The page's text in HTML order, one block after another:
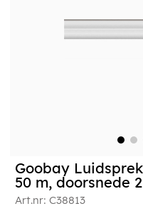
Goobay
50 m, doorsnede
Art.nr: C38813